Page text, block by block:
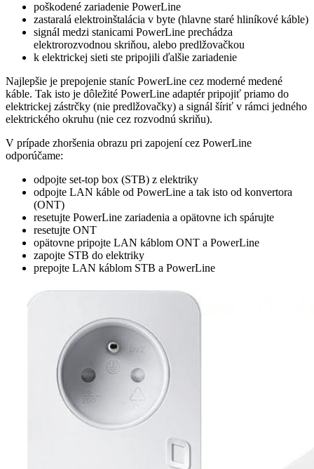
poškodené zariadenie PowerLine
zastaralá elektroinštalácia v byte (hlavne staré hliníkové káble)
signál medzi stanicami PowerLine prechádza
elektrorozvodnou skriňou, alebo predlžovačkou
k elektrickej sieti ste pripojili ďalšie zariadenie
Najlepšie je prepojenie staníc PowerLine cez moderné medené
káble. Tak isto je dôležité PowerLine adaptér pripojiť priamo do
elektrickej zástrčky (nie predlžovačky) a signál šíriť v rámci jedného
elektrického okruhu (nie cez rozvodnú skriňu).
V prípade zhoršenia obrazu pri zapojení cez PowerLine
odporúčame:
odpojte set-top box (STB) z elektriky
odpojte LAN káble od PowerLine a tak isto od konvertora
(ONT)
resetujte PowerLine zariadenia a opätovne ich spárujte
resetujte ONT
opätovne pripojte LAN káblom ONT a PowerLine
zapojte STB do elektriky
prepojte LAN káblom STB a PowerLine